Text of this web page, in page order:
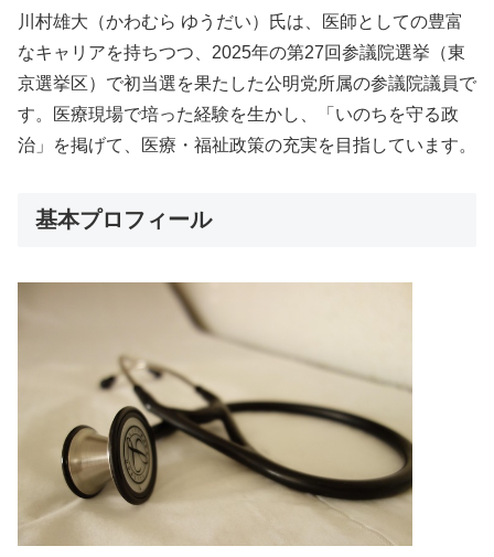
川村雄大（かわむら ゆうだい）氏は、医師としての豊富
なキャリアを持ちつつ、2025年の第27回参議院選挙（東
京選挙区）で初当選を果たした公明党所属の参議院議員で
す。医療現場で培った経験を生かし、「いのちを守る政
治」を掲げて、医療・福祉政策の充実を目指しています。
基本プロフィール